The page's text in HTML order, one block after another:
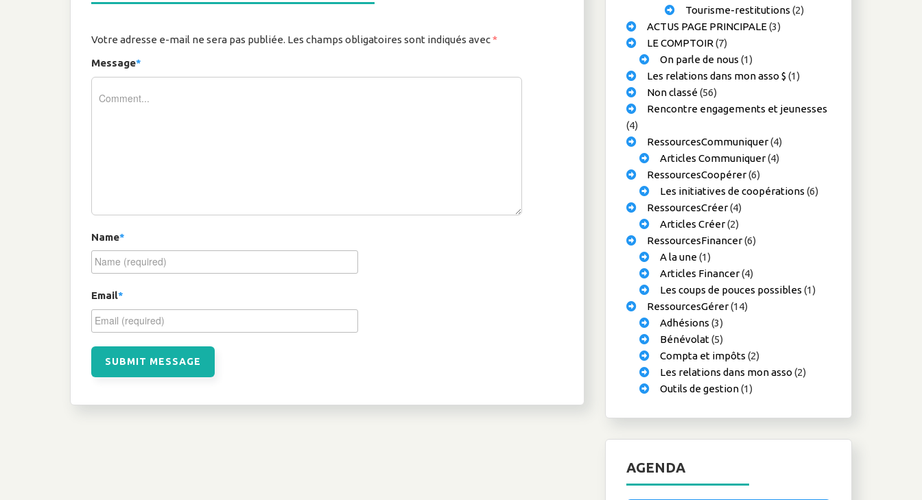
Votre adresse e-mail ne sera pas publiée. Les champs obligatoires sont indiqués avec*
Message*
Name*
Email*
Tourisme-restitutions (2)
ACTUS PAGE PRINCIPALE(3)
LE COMPTOIR (7)
On parle de nous (1)
Les relations dans mon asso $ (1)
Non classé(56)
Rencontre engagements et jeunesses
(4)
RessourcesCommuniquer(4)
Articles Communiquer(4)
RessourcesCoopérer(6)
Les initiatives de coopérations (6)
RessourcesCréer(4)
Articles Créer(2)
RessourcesFinancer(6)
A la une(1)
Articles Financer(4)
Les coups de pouces possibles (1)
RessourcesGérer(14)
Adhésions (3)
Bénévolat(5)
Compta et impôts (2)
Les relations dans mon asso (2)
Outils de gestion(1)
AGENDA